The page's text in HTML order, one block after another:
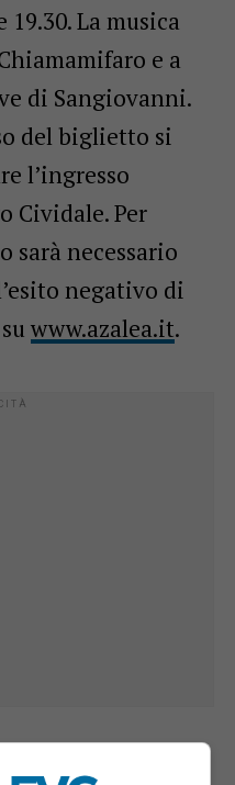
La musica
e a
di Sangiovanni.
del biglietto si
l’ingresso
Cividale. Per
sarà necessario
negativo di
www.azalea.it.
per la